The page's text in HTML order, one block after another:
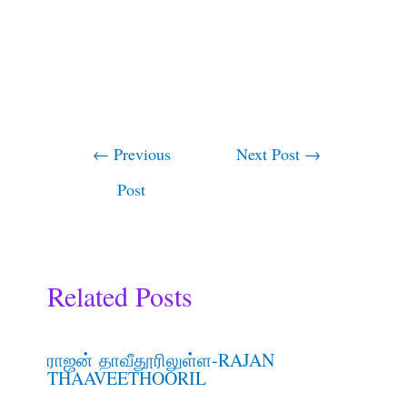
← Previous
Post
Next Post →
Related Posts
ராஜன் தாவீதூரிலுள்ள-RAJAN
THAAVEETHOORIL